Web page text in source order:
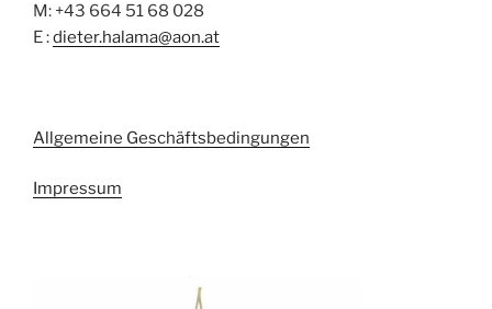
M: +43 664 51 68 028
E :dieter.halama@aon.at
Allgemeine Geschäftsbedingungen
Impressum